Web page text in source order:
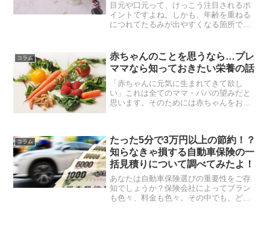
目元や口元って、けっこう注目されるポ
イントですよね。しかも、年齢を重ねる
につれてたるみが出やすくなる箇所でも
かなか難しいもの。そこでオススメなの
が、ドクターソワの【モイ...
コラム
赤ちゃんのことを思うなら…プレ
ママなら知っておきたい栄養の話
「赤ちゃんに元気に生まれてきて欲し
い」これは全てのママ・パパの望みだと
思います。そのためには赤ちゃんをお腹
響してしまう栄養素も色々と...
コラム
たった5分で3万円以上の節約！？
知らなきゃ損する自動車保険の一
括見積りについて調べてみたよ！
あなたは自動車保険選びの重要性をご存
知でしょうか？保険会社によってプラン
も色々、料金も色々。その中でも、どの